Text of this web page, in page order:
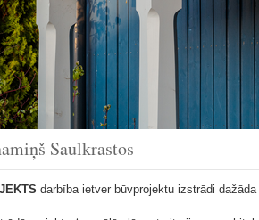
Saulkrastos
darbība ietver būvprojektu izstrādi